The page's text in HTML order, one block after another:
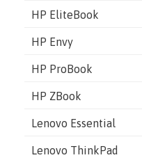
HP EliteBook
HP Envy
HP ProBook
HP ZBook
Lenovo Essential
Lenovo ThinkPad